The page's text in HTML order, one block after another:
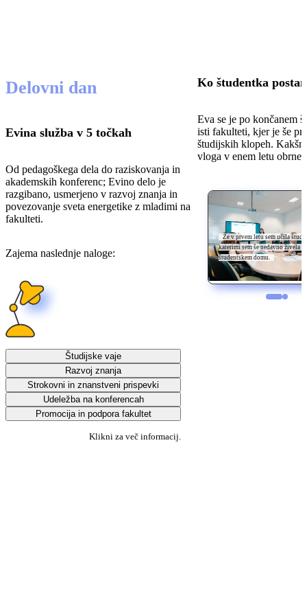
Delovni dan
Evina služba v 5 točkah
Od pedagoškega dela do raziskovanja in
akademskih konferenc; Evino delo je
razgibano, usmerjeno v razvoj znanja in
povezovanje sveta energetike z mladimi na
fakulteti.
Zajema naslednje naloge:
Študijske vaje
Razvoj znanja
Strokovni in znanstveni prispevki
Udeležba na konferencah
Promocija in podpora fakultet
Klikni za več informacij.
Ko študentka
Eva se je po končanem
isti fakulteti, kjer je še
študijskih klopeh.
vloga v enem letu obrne
Že v prvem letu sem učila
katerimi sem še nedavno živela v
študentskem domu.
Moji profesorji so čez noč
sodelavci, ki so me prej poznali
študentko.